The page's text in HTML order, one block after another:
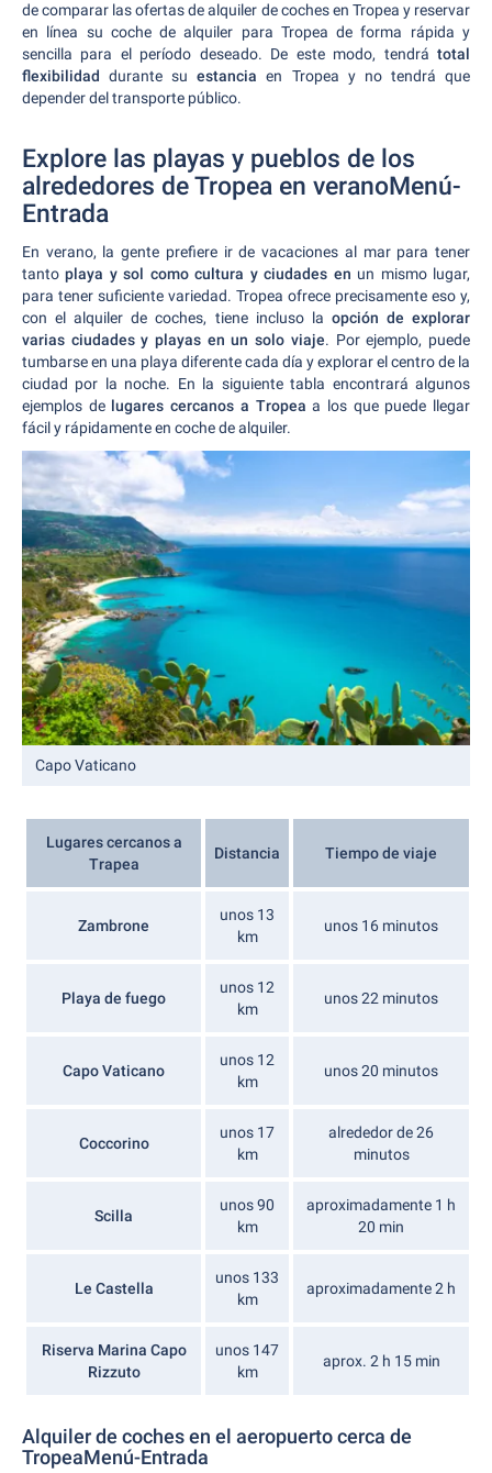
de comparar las ofertas de alquiler de coches en Tropea y reservar
en línea su coche de alquiler para Tropea de forma rápida y
sencilla para el período deseado. De este modo, tendrá total
flexibilidad durante suestancia en Tropea y no tendrá que
depender del transporte público.
Explore las playas y pueblos de los
alrededores de Tropea en veranoMenú-
Entrada
En verano, la gente prefiere ir de vacaciones al mar para tener
tantoplaya y sol como cultura y ciudades en un mismo lugar,
para tener suficiente variedad. Tropea ofrece precisamente eso y,
con el alquiler de coches, tiene incluso la opción de explorar
varias ciudades y playas en un solo viaje. Por ejemplo, puede
tumbarse en una playa diferente cada día y explorar el centro de la
ciudad por la noche. En la siguiente tabla encontrará algunos
ejemplos delugares cercanos a Tropea a los que puede llegar
fácil y rápidamente en coche de alquiler.
Capo Vaticano
Lugares cercanos a
Trapea
Distancia Tiempo de viaje
Zambrone
unos 13
km
unos 16 minutos
Playa de fuego
unos 12
km
unos 22 minutos
Capo Vaticano
unos 12
km
unos 20 minutos
Coccorino
unos 17
km
alrededor de 26
minutos
Scilla
unos 90
km
aproximadamente 1 h
20 min
Le Castella
unos 133
km
aproximadamente 2 h
Riserva Marina Capo
Rizzuto
unos 147
km
aprox. 2 h 15 min
Alquiler de coches en el aeropuerto cerca de
TropeaMenú-Entrada